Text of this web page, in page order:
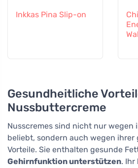
Inkkas Pina Slip-on
Gesundheitliche
Nussbuttercreme
Nusscremes sind nicht nur wegen
beliebt, sondern auch wegen
Vorteile. Sie enthalten gesunde
Gehirnfunktion unterstützen. Ihr